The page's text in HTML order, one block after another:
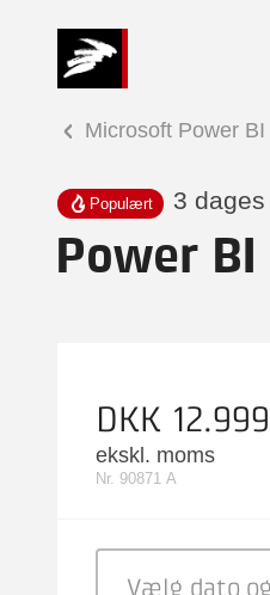
Microsoft Power BI
Populært 3
Power
DKK 12.999
ekskl. moms
Nr. 90871 A
Vælg dato